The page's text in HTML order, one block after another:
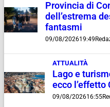
Provincia di
dell’estrema
fantasmi
09/08/202619:49
ATTUALITÀ
Lago e
ecco l’effetto
09/08/202616:55